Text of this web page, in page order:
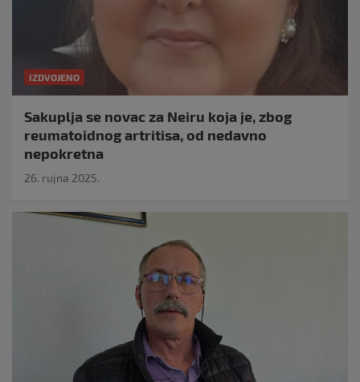
IZDVOJENO
Sakuplja se novac za Neiru koja je, zbog
reumatoidnog artritisa, od nedavno
nepokretna
26. rujna 2025.